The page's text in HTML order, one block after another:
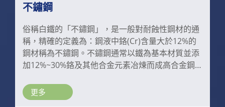
不鏽鋼
俗稱白鐵的「不鏽鋼」，是一般對耐蝕性鋼材的通
稱，精確的定義為：鋼液中鉻(Cr)含量大於12%的
鋼材稱為不鏽鋼。不鏽鋼通常以鐵為基本材質並添
加12%~30%鉻及其他合金元素冶煉而成高合金鋼
其他合金元素，如鎳、鉬、銅、鈦、鈮等。鉻是不
鏽鋼最主要的合金元素，能強化耐腐蝕性，尤其碳
更多